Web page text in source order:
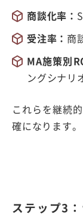
商談化率：
受注率： 商
MA施策別
ングシナリ
これらを継続
確になります。
ステップ3